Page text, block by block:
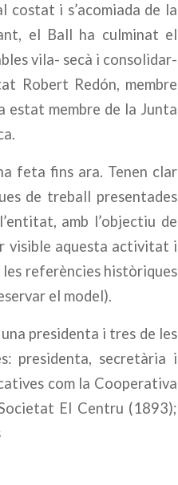
i s’acomiada de la
el Ball ha culminat el
vila- secà i consolidar-
Robert Redón, membre
estat membre de la Junta
feta fins ara. Tenen clar
de treball presentades
amb l’objectiu de
visible aquesta activitat i
referències històriques
el model).
presidenta i tres de les
presidenta, secretària i
com la Cooperativa
El Centru (1893);